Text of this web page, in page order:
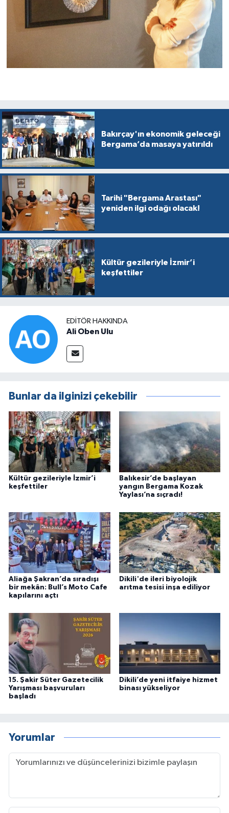
Bakırçay'ın ekonomik geleceği
Bergama’da masaya yatırıldı
Tarihi "Bergama Arastası"
yeniden ilgi odağı olacak!
Kültür gezileriyle İzmir’i
keşfettiler
EDITÖR HAKKINDA
Ali Oben Ulu
Bunlar da ilginizi çekebilir
Kültür gezileriyle İzmir’i
keşfettiler
Balıkesir’de başlayan
yangın Bergama Kozak
Yaylası’na sıçradı!
Aliağa Şakran’da sıradışı
bir mekân: Bull’s Moto Cafe
kapılarını açtı
Dikili'de ileri biyolojik
arıtma tesisi inşa ediliyor
15. Şakir Süter Gazetecilik
Yarışması başvuruları
başladı
Dikili’de yeni itfaiye hizmet
binası yükseliyor
Yorumlar